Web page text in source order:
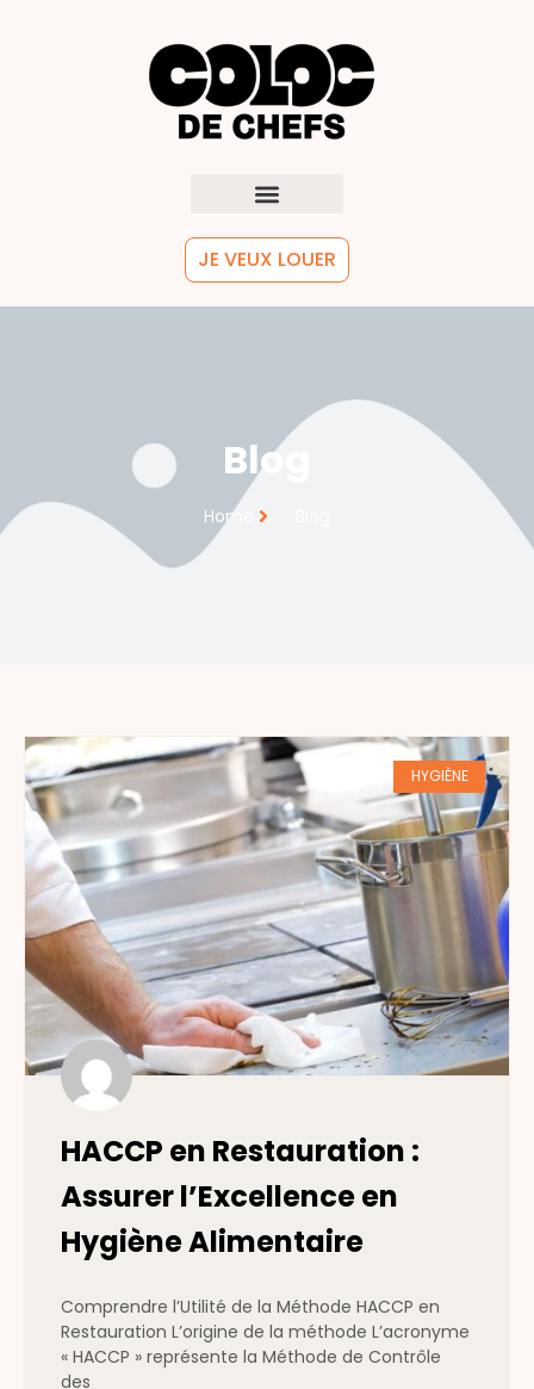
JE VEUX LOUER
Blog
Home
HYGIÈNE
HACCP en Restauration :
Assurer l’Excellence en
Hygiène Alimentaire
Comprendre l’Utilité de la Méthode HACCP en
Restauration L’origine de la méthode L’acronyme
« HACCP » représente la Méthode de Contrôle
des